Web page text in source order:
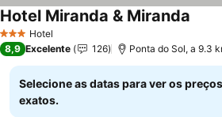
3 EstrelasHotel
Hotel Miranda & Miranda
8,9 Excelente 126 Ponta do Sol, a 9.3
Selecione as datas para ver os preços
exatos.